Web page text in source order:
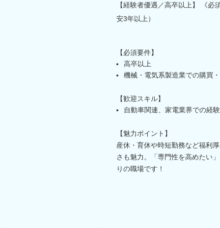
【経験者優遇／高卒以上】 《
安3年以上）
【必須要件】
高卒以上
機械・電気系製造業での購買
【歓迎スキル】
自動車関連、家電業界での経
【魅力ポイント】
産休・育休や時短勤務など福利
さも魅力。「専門性を高めたい
りの職場です！